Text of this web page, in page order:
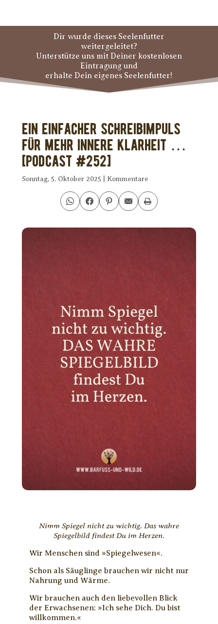
Dir wurde dieses Seelenfutter
weitergeleitet?
Unterstütze uns mit Deiner kostenlosen
Eintragung und
erhalte Dein eigenes Seelenfutter!
Ein einfacher Schreibimpuls
für mehr innere Klarheit …
[PODCAST #252]
Sonntag, 5. Oktober 2025 Kommentare
Nimm Spiegel nicht zu wichtig. Das wahre
Spiegelbild findest Du im Herzen.
Wir Menschen sind »Spiegelwesen«.
Schon als Säuglinge brauchen wir nicht nur
Nahrung und Wärme.
Wir brauchen auch den liebevollen Blick
der Erwachsenen: »Ich sehe Dich. Du bist
willkommen.«